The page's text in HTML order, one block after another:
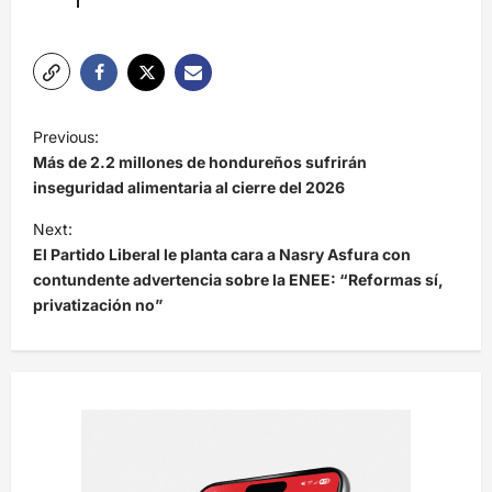
N
a
v
e
g
a
Previous:
Más de 2.2 millones de hondureños sufrirán
inseguridad alimentaria al cierre del 2026
Next:
El Partido Liberal le planta cara a Nasry Asfura con
contundente advertencia sobre la ENEE: “Reformas sí,
privatización no”